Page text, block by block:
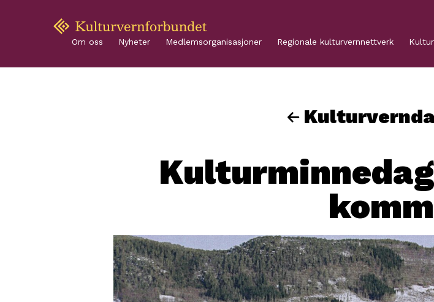
Om oss Nyheter Medlemsorganisasjoner Regionale kulturvernnettverk